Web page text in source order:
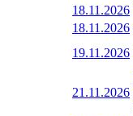
18.11.2026
18.11.2026
19.11.2026
21.11.2026